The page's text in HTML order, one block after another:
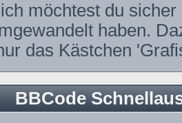
möchtest du
haben.
das Kästchen
BBCode